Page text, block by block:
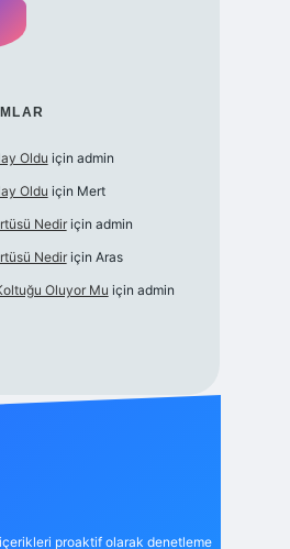
Oldu için admin
Oldu için Mert
Nediriçin admin
Nediriçin Aras
Oluyor Mu için admin
içerikleri proaktif olarak denetleme